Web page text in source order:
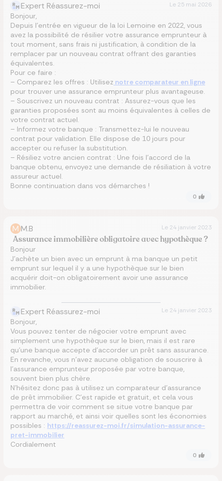
Expert Réassurez-moi Le 25 mai 2026
Bonjour,
Depuis l’entrée en vigueur de la loi Lemoine en 2022, vous
avez la possibilité de résilier votre assurance emprunteur à
tout moment, sans frais ni justification, à condition de la
remplacer par un nouveau contrat offrant des garanties
équivalentes.
Pour ce faire :
– Comparez les offres : Utilisez notre comparateur en ligne
pour trouver une assurance emprunteur plus avantageuse.
– Souscrivez un nouveau contrat : Assurez-vous que les
garanties proposées sont au moins équivalentes à celles de
votre contrat actuel.
– Informez votre banque : Transmettez-lui le nouveau
contrat pour validation. Elle dispose de 10 jours pour
accepter ou refuser la substitution.
– Résiliez votre ancien contrat : Une fois l’accord de la
banque obtenu, envoyez une demande de résiliation à votre
assureur actuel.
Bonne continuation dans vos démarches !
0
M M.B Le 24 janvier 2023
Assurance immobilière obligatoire avec hypothèque ?
Bonjour
J’achète un bien avec un emprunt à ma banque un petit
emprunt sur lequel il y a une hypothèque sur le bien
acquérir doit-on obligatoirement avoir une assurance
immobilier.
Expert Réassurez-moi Le 24 janvier 2023
Bonjour,
Vous pouvez tenter de négocier votre emprunt avec
simplement une hypothèque sur le bien, mais il est rare
qu’une banque accepte d’accorder un prêt sans assurance.
En revanche, vous n’avez aucune obligation de souscrire à
l’assurance emprunteur proposée par votre banque,
souvent bien plus chère.
N’hésitez donc pas à utilisez un comparateur d’assurance
de prêt immobilier. C’est rapide et gratuit, et cela vous
permettra de voir comment se situe votre banque par
rapport au marché, et ainsi voir quelles sont les économies
possibles : https://reassurez-moi.fr/simulation-assurance-
pret-immobilier
Cordialement
0